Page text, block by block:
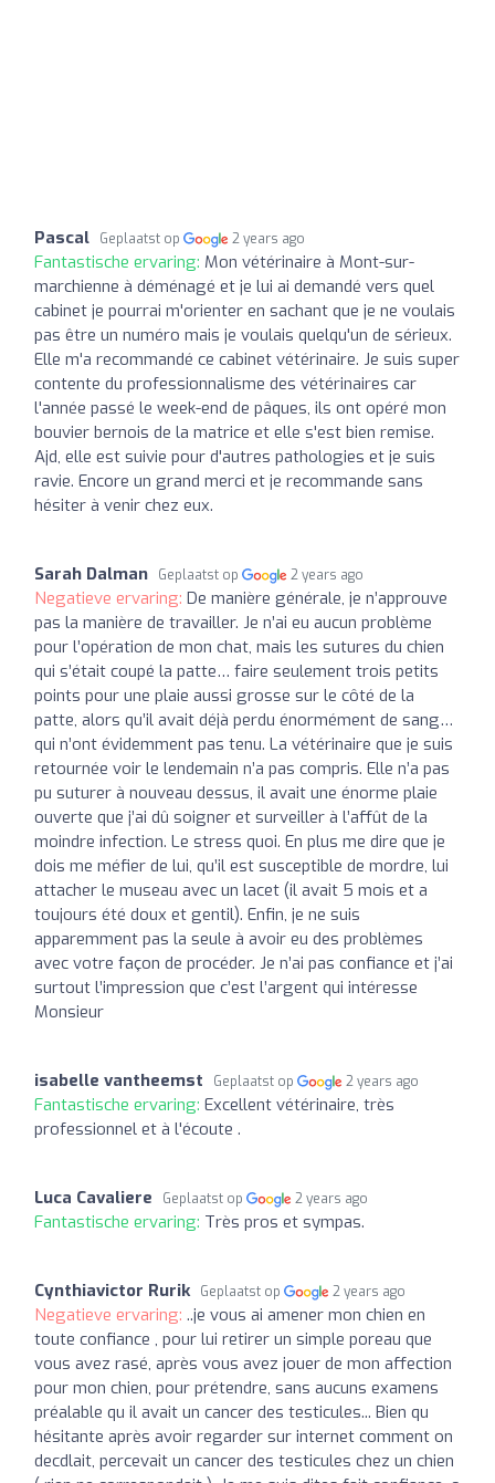
Pascal Geplaatst op 2 years ago
Fantastische ervaring: Mon vétérinaire à Mont-sur-
marchienne à déménagé et je lui ai demandé vers quel
cabinet je pourrai m'orienter en sachant que je ne voulais
pas être un numéro mais je voulais quelqu'un de sérieux.
Elle m'a recommandé ce cabinet vétérinaire. Je suis super
contente du professionnalisme des vétérinaires car
l'année passé le week-end de pâques, ils ont opéré mon
bouvier bernois de la matrice et elle s'est bien remise.
Ajd, elle est suivie pour d'autres pathologies et je suis
ravie. Encore un grand merci et je recommande sans
hésiter à venir chez eux.
Sarah Dalman Geplaatst op 2 years ago
Negatieve ervaring: De manière générale, je n’approuve
pas la manière de travailler. Je n’ai eu aucun problème
pour l’opération de mon chat, mais les sutures du chien
qui s’était coupé la patte… faire seulement trois petits
points pour une plaie aussi grosse sur le côté de la
patte, alors qu’il avait déjà perdu énormément de sang…
qui n’ont évidemment pas tenu. La vétérinaire que je suis
retournée voir le lendemain n’a pas compris. Elle n’a pas
pu suturer à nouveau dessus, il avait une énorme plaie
ouverte que j’ai dû soigner et surveiller à l’affût de la
moindre infection. Le stress quoi. En plus me dire que je
dois me méfier de lui, qu’il est susceptible de mordre, lui
attacher le museau avec un lacet (il avait 5 mois et a
toujours été doux et gentil). Enfin, je ne suis
apparemment pas la seule à avoir eu des problèmes
avec votre façon de procéder. Je n’ai pas confiance et j’ai
surtout l’impression que c’est l’argent qui intéresse
Monsieur
isabelle vantheemst Geplaatst op 2 years ago
Fantastische ervaring: Excellent vétérinaire, très
professionnel et à l'écoute .
Luca Cavaliere Geplaatst op 2 years ago
Fantastische ervaring: Très pros et sympas.
Cynthiavictor Rurik Geplaatst op 2 years ago
Negatieve ervaring: ..je vous ai amener mon chien en
toute confiance , pour lui retirer un simple poreau que
vous avez rasé, après vous avez jouer de mon affection
pour mon chien, pour prétendre, sans aucuns examens
préalable qu il avait un cancer des testicules... Bien qu
hésitante après avoir regarder sur internet comment on
decdlait, percevait un cancer des testicules chez un chien